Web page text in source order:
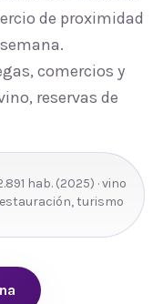
de proximidad
comercios y
reservas de
hab. (2025) · vino
turismo